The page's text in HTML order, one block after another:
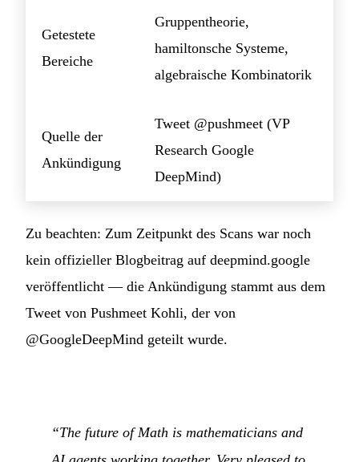
Getestete
Bereiche
Gruppentheorie,
hamiltonsche Systeme,
algebraische Kombinatorik
Quelle der
Ankündigung
Tweet @pushmeet (VP
Research Google
DeepMind)
Zu beachten: Zum Zeitpunkt des Scans war noch
kein offizieller Blogbeitrag auf deepmind.google
veröffentlicht — die Ankündigung stammt aus dem
Tweet von Pushmeet Kohli, der von
@GoogleDeepMind geteilt wurde.
“The future of Math is mathematicians and